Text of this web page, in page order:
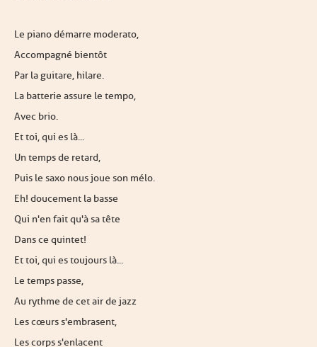
Le piano démarre moderato,
Accompagné bientôt
Par la guitare, hilare.
La batterie assure le tempo,
Avec brio.
Et toi, qui es là...
Un temps de retard,
Puis le saxo nous joue son mélo.
Eh ! doucement la basse
Qui n'en fait qu'à sa tête
Dans ce quintet !
Et toi, qui es toujours là...
Le temps passe,
Au rythme de cet air de jazz
Les cœurs s'embrasent,
Les corps s'enlacent